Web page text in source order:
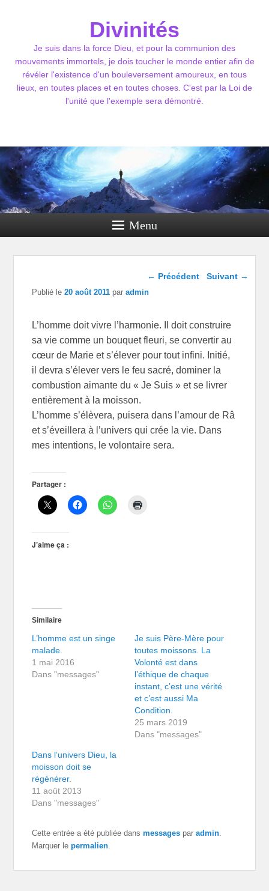
Divinités
Je suis dans la force Dieu, et pour la communion des
mouvements immortels, je dois toucher le monde entier afin de
révéler l'existence d'un bouleversement amoureux, en tous
lieux, en toutes places et en toutes choses. C'est par la Loi de
l'unité que l'exemple sera démontré.
Menu
Navigation dans les
← Précédent Suivant →
Publié le20 août 2011 paradmin
L’homme doit vivre l’harmonie. Il doit construire
sa vie comme un bouquet fleuri, se convertir au
cœur de Marie et s’élever pour tout infini. Initié,
il devra s’élever vers le feu sacré, dominer la
combustion aimante du « Je Suis » et se livrer
entièrement à la moisson.
L’homme s’élèvera, puisera dans l’amour de Râ
et s’éveillera à l’univers qui crée la vie. Dans
mes intentions, le volontaire sera.
Partager :
J’aime ça :
Similaire
L’homme est un singe
malade.
1 mai 2016
Dans "messages"
Je suis Père-Mère pour
toutes moissons. La
Volonté est dans
l’éthique de chaque
instant, c’est une vérité
et c’est aussi Ma
Condition.
25 mars 2019
Dans "messages"
Dans l’univers Dieu, la
moisson doit se
régénérer.
11 août 2013
Dans "messages"
Cette entrée a été publiée dansmessages paradmin.
Marquer lepermalien.